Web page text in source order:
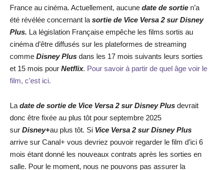
France au cinéma. Actuellement, aucune date de sortie n’a
été révélée concernant la sortie de Vice Versa 2 sur Disney
Plus. La législation Française empêche les films sortis au
cinéma d’être diffusés sur les plateformes de streaming
comme Disney Plus dans les 17 mois suivants leurs sorties
et 15 mois pour Netflix. Pour savoir à partir de quel âge voir le
film, c’est ici.
La date de sortie de Vice Versa 2 sur Disney Plus devrait
donc être fixée au plus tôt pour septembre 2025
sur Disney+au plus tôt. Si Vice Versa 2 sur Disney Plus
arrive sur Canal+ vous devriez pouvoir regarder le film d’ici 6
mois étant donné les nouveaux contrats après les sorties en
salle. Pour le moment, nous ne pouvons pas assurer la